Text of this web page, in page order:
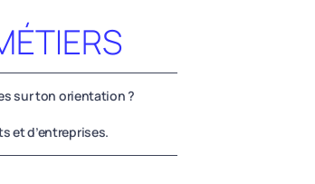
sur ton orientation ?
et d’entreprises.